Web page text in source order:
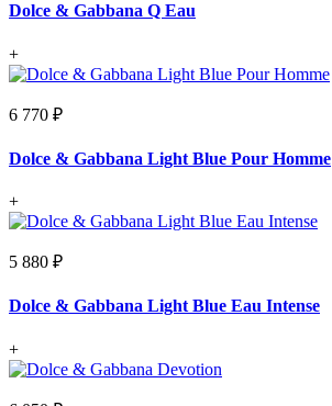
Dolce & Gabbana Q Eau
+
6 770 ₽
Dolce & Gabbana Light Blue Pour Homme
+
5 880 ₽
Dolce & Gabbana Light Blue Eau Intense
+